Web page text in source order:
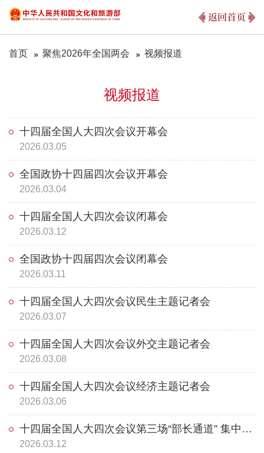
返回首页
首页 聚焦2026年全国两会 视频报道
视频报道
十四届全国人大四次会议开幕会
2026.03.05
全国政协十四届四次会议开幕会
2026.03.04
十四届全国人大四次会议闭幕会
2026.03.12
全国政协十四届四次会议闭幕会
2026.03.11
十四届全国人大四次会议民生主题记者会
2026.03.07
十四届全国人大四次会议外交主题记者会
2026.03.08
十四届全国人大四次会议经济主题记者会
2026.03.06
十四届全国人大四次会议第三场“部长通道” 集中采访活动
2026.03.12